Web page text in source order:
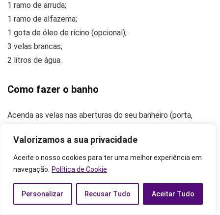
Valorizamos a sua privacidade
Aceite o nosso cookies para ter uma melhor experiência em
navegação.
Política de Cookie
Personalizar Recusar Tudo Aceitar Tudo
1 ramo de arruda;
1 ramo de alfazema;
1 gota de óleo de rícino (opcional);
3 velas brancas;
2 litros de água.
Como fazer o banho
Acenda as velas nas aberturas do seu banheiro (porta,
ferver e acrescente os ingredientes, menos o guaraná.
Mexa no sentido horário e deixe no fogo até que tudo
esteja bem dissolvido.
Desligue o fogo, acrescente o guaraná e deixe arrefecer